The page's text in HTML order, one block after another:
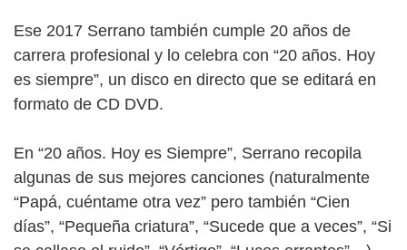
Ese 2017 Serrano también cumple 20 años de
carrera profesional y lo celebra con “20 años. Hoy
es siempre”, un disco en directo que se editará en
formato de CD DVD.
En “20 años. Hoy es Siempre”, Serrano recopila
algunas de sus mejores canciones (naturalmente
“Papá, cuéntame otra vez” pero también “Cien
días”, “Pequeña criatura”, “Sucede que a veces”, “Si